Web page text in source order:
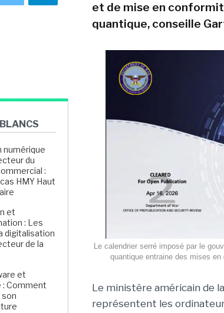
numérique
du
:
HMY Haut
et
: Les
digitalisation
de la
et
Comment
et de mise en
quantique, conseille
Le calendrier serré imposé par le
quantique entraine des mises en
Le ministère américain de
représentent les